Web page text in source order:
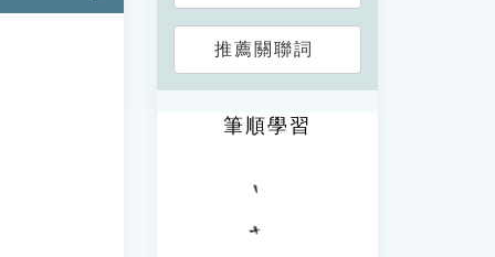
推薦關聯詞
筆順學習